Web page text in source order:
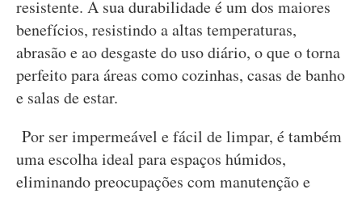
resistente. A sua durabilidade é um dos maiores
benefícios, resistindo a altas temperaturas,
abrasão e ao desgaste do uso diário, o que o torna
perfeito para áreas como cozinhas, casas de banho
e salas de estar.
Por ser impermeável e fácil de limpar, é também
uma escolha ideal para espaços húmidos,
eliminando preocupações com manutenção e